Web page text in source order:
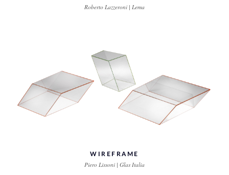
Roberto Lazzeroni | Lema
WIREFRAME
Piero Lissoni | Glas Italia